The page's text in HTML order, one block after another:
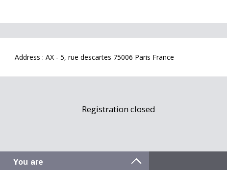
Address : AX - 5, rue descartes 75006 Paris France
Registration closed